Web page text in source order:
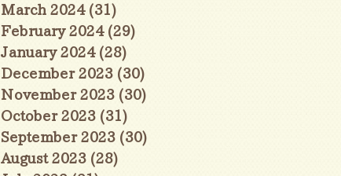
March 2024 (31)
February 2024 (29)
January 2024 (28)
December 2023 (30)
November 2023 (30)
October 2023 (31)
September 2023 (30)
August 2023 (28)